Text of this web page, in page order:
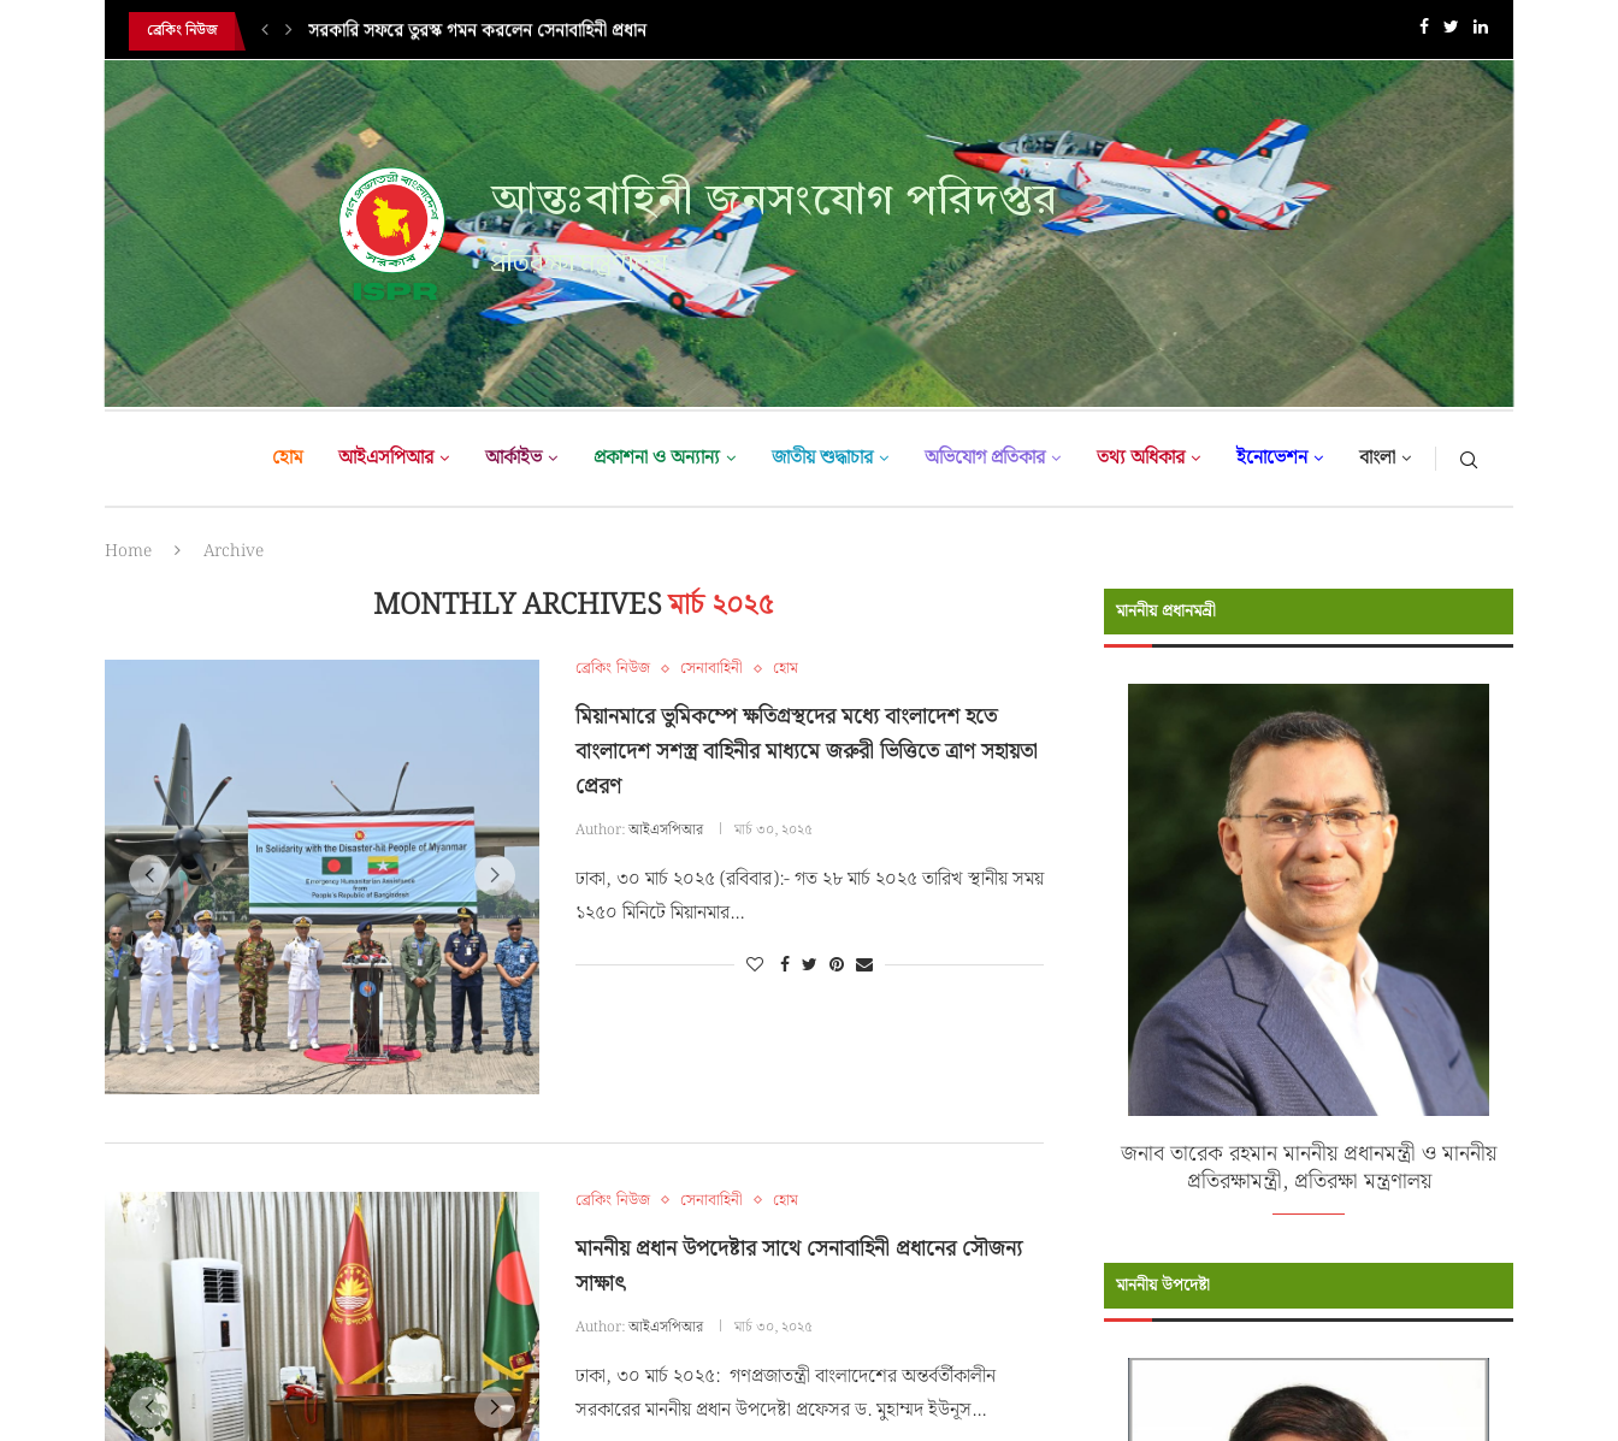
ব্রেকিং নিউজ সরকারি সফরে তুরস্ক গমন করলেন সেনাবাহিনী প্রধান এক্সারসাইজ টাইগার লাইটনিং-২০২৬ এর উদ্বোধনী অনুষ্ঠান
আন্তঃবাহিনী জনসংযোগ পরিদপ্তর
প্রতিরক্ষা মন্ত্রণালয়
হোম আইএসপিআর আর্কাইভ প্রকাশনা ও অন্যান্য জাতীয় শুদ্ধাচার অভিযোগ প্রতিকার তথ্য অধিকার ইনোভেশন বাংলা
Home Archive
MONTHLY ARCHIVESমার্চ ২০২৫
ব্রেকিং নিউজ সেনাবাহিনী হোম
মিয়ানমারে ভুমিকম্পে ক্ষতিগ্রস্থদের মধ্যে বাংলাদেশ হতে
বাংলাদেশ সশস্ত্র বাহিনীর মাধ্যমে জরুরী ভিত্তিতে ত্রাণ সহায়তা
প্রেরণ
Author:আইএসপিআর মার্চ ৩০, ২০২৫
ঢাকা, ৩০ মার্চ ২০২৫ (রবিবার):- গত ২৮ মার্চ ২০২৫ তারিখ স্থানীয় সময়
১২৫০ মিনিটে মিয়ানমার…
ব্রেকিং নিউজ সেনাবাহিনী হোম
মাননীয় প্রধান উপদেষ্টার সাথে সেনাবাহিনী প্রধানের সৌজন্য
সাক্ষাৎ
Author:আইএসপিআর মার্চ ৩০, ২০২৫
ঢাকা, ৩০ মার্চ ২০২৫: গণপ্রজাতন্ত্রী বাংলাদেশের অন্তর্বর্তীকালীন
সরকারের মাননীয় প্রধান উপদেষ্টা প্রফেসর ড. মুহাম্মদ ইউনূস…
মাননীয় প্রধানমন্রী
জনাব তারেক রহমান মাননীয় প্রধানমন্ত্রী ও মাননীয়
প্রতিরক্ষামন্ত্রী, প্রতিরক্ষা মন্ত্রণালয়
মাননীয় উপদেষ্টা